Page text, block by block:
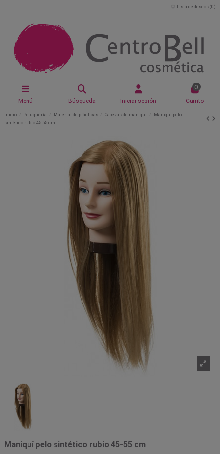
Lista de deseos (0 )
Menú Búsqueda Iniciar sesión
0
Carrito
Inicio Peluquería Material de prácticas Cabezas de maniquí
Maniquí pelo
sintético rubio 45-55 cm
Maniquí pelo sintético rubio 45-55 cm